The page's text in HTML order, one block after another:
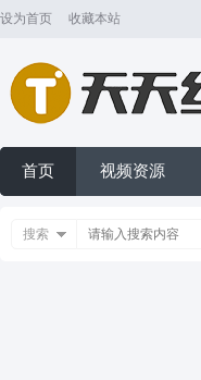
设为首页 收藏本站
首页 视频资源
搜索